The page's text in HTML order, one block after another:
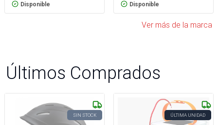
Disponible Disponible
Ver más de la marca
Últimos Comprados
SIN STOCK ÚLTIMA UNIDAD